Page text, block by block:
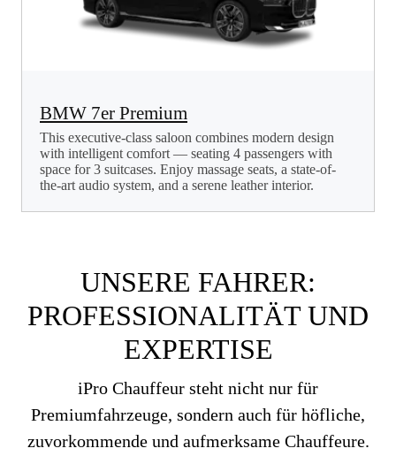
BMW 7er Premium
This executive-class saloon combines modern design
with intelligent comfort — seating 4 passengers with
space for 3 suitcases. Enjoy massage seats, a state-of-
the-art audio system, and a serene leather interior.
UNSERE FAHRER:
PROFESSIONALITÄT UND
EXPERTISE
iPro Chauffeur steht nicht nur für
Premiumfahrzeuge, sondern auch für höfliche,
zuvorkommende und aufmerksame Chauffeure.